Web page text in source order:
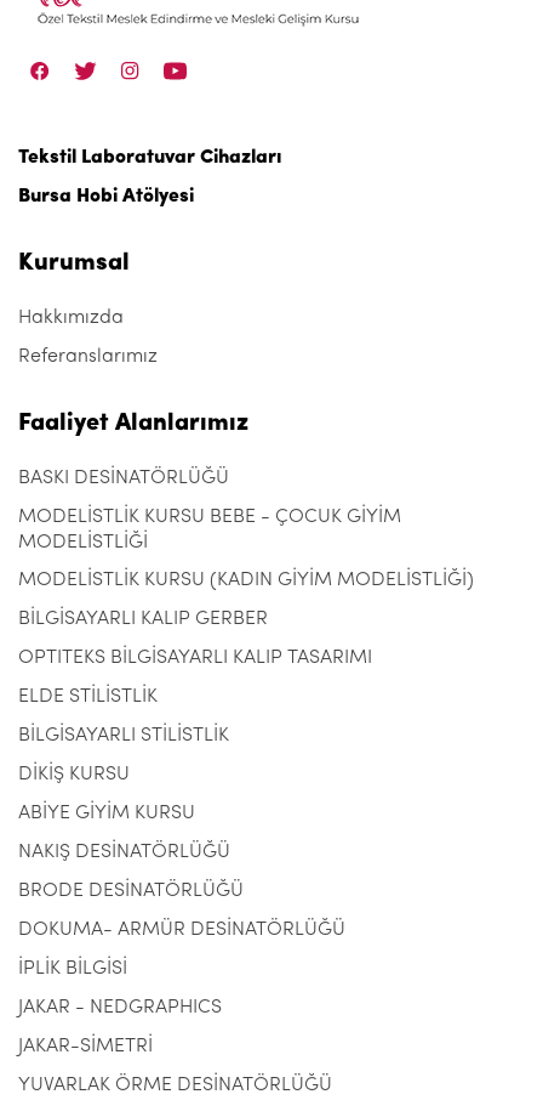
Tekstil Laboratuvar Cihazları
Bursa Hobi Atölyesi
Kurumsal
Hakkımızda
Referanslarımız
Faaliyet Alanlarımız
BASKI DESİNATÖRLÜĞÜ
MODELİSTLİK KURSU BEBE - ÇOCUK GİYİM
MODELİSTLİĞİ
MODELİSTLİK KURSU (KADIN GİYİM MODELİSTLİĞİ)
BİLGİSAYARLI KALIP GERBER
OPTITEKS BİLGİSAYARLI KALIP TASARIMI
ELDE STİLİSTLİK
BİLGİSAYARLI STİLİSTLİK
DİKİŞ KURSU
ABİYE GİYİM KURSU
NAKIŞ DESİNATÖRLÜĞÜ
BRODE DESİNATÖRLÜĞÜ
DOKUMA- ARMÜR DESİNATÖRLÜĞÜ
İPLİK BİLGİSİ
JAKAR - NEDGRAPHICS
JAKAR-SİMETRİ
YUVARLAK ÖRME DESİNATÖRLÜĞÜ